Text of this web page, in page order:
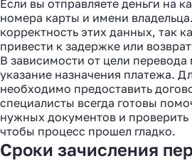
Если вы отправляете деньги на
номера карты и имени
корректность этих данных, так
привести к задержке или
В зависимости от цели
указание назначения платежа.
необходимо предоставить
специалисты всегда готовы
нужных документов и проверить
чтобы процесс прошел гладко.
Сроки зачисления